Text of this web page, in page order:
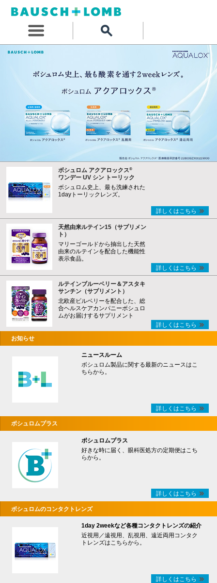
ボシュロム アクアロックス®
ワンデー UV シン トーリック
ボシュロム史上、最も洗練された
1dayトーリックレンズ。
詳しくはこちら
天然由来ルテイン15（サプリメン
ト）
マリーゴールドから抽出した天然
由来のルテインを配合した機能性
表示食品。
詳しくはこちら
ルテインブルーベリー＆アスタキ
サンチン（サプリメント）
北欧産ビルベリーを配合した、総
合ヘルスケアカンパニーボシュロ
ムがお届けするサプリメント
詳しくはこちら
お知らせ
ニュースルーム
ボシュロム製品に関する最新のニュースはこ
ちらから。
詳しくはこちら
ボシュロムプラス
ボシュロムプラス
好きな時に届く、眼科医処方の定期便はこち
らから。
詳しくはこちら
ボシュロムのコンタクトレンズ
1day 2weekなど各種コンタクトレンズの紹介
近視用／遠視用、乱視用、遠近両用コンタク
トレンズはこちらから。
詳しくはこちら